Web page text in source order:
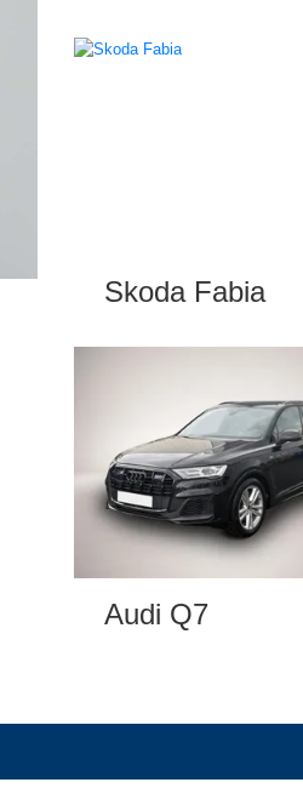
Skoda Fabia
Audi Q7